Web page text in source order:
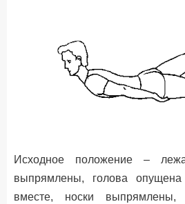
Исходное положение –
выпрямлены, голова
вместе, носки